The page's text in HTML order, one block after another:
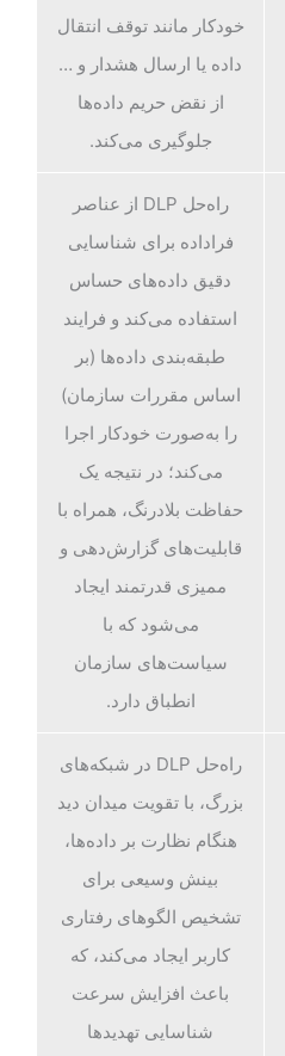
خودکار مانند توقف انتقال
داده یا ارسال هشدار و …
از نقض حریم داده‌ها
جلوگیری می‌کند.
راه‌حل DLP از عناصر
فراداده برای شناسایی
دقیق داده‌های حساس
استفاده می‌کند و فرایند
طبقه‌بندی داده‌ها (بر
اساس مقررات سازمان)
را به‌صورت خودکار اجرا
می‌کند؛ در نتیجه یک
حفاظت بلادرنگ، همراه با
قابلیت‌های گزارش‌دهی و
ممیزی قدرتمند ایجاد
می‌شود که با
سیاست‌های سازمان
انطباق دارد.
راه‌حل DLP در شبکه‌های
بزرگ، با تقویت میدان دید
هنگام نظارت بر داده‌ها،
بینش وسیعی برای
تشخیص الگوهای رفتاری
کاربر ایجاد می‌کند، که
باعث افزایش سرعت
شناسایی تهدیدها